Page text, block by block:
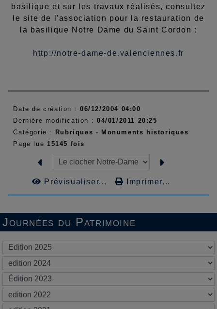
Journées du Patrimoine
basilique et sur les travaux réalisés, consultez
le site de l'association pour la restauration de
la basilique Notre Dame du Saint Cordon :
http://notre-dame-de.valenciennes.fr
Date de création : 06/12/2004 04:00
Dernière modification : 04/01/2011 20:25
Catégorie :
Rubriques - Monuments historiques
Page lue 15145 fois
Prévisualiser... Imprimer...